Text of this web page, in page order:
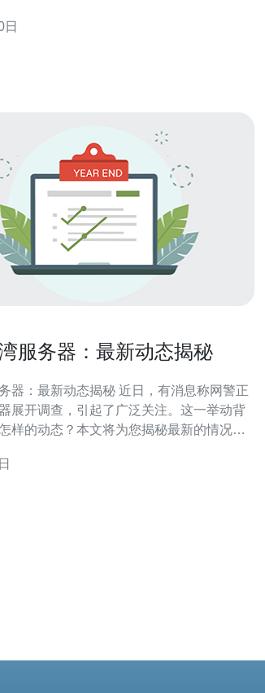
管是指用户将自己的服
服务器：最新动态揭秘
动态揭秘 近日，有消息称网警正
展开调查，引起了广泛关注。这一举动背
样的动态？本文将为您揭秘最新的情况。
期台湾网络上出现了大量涉及非法活动的